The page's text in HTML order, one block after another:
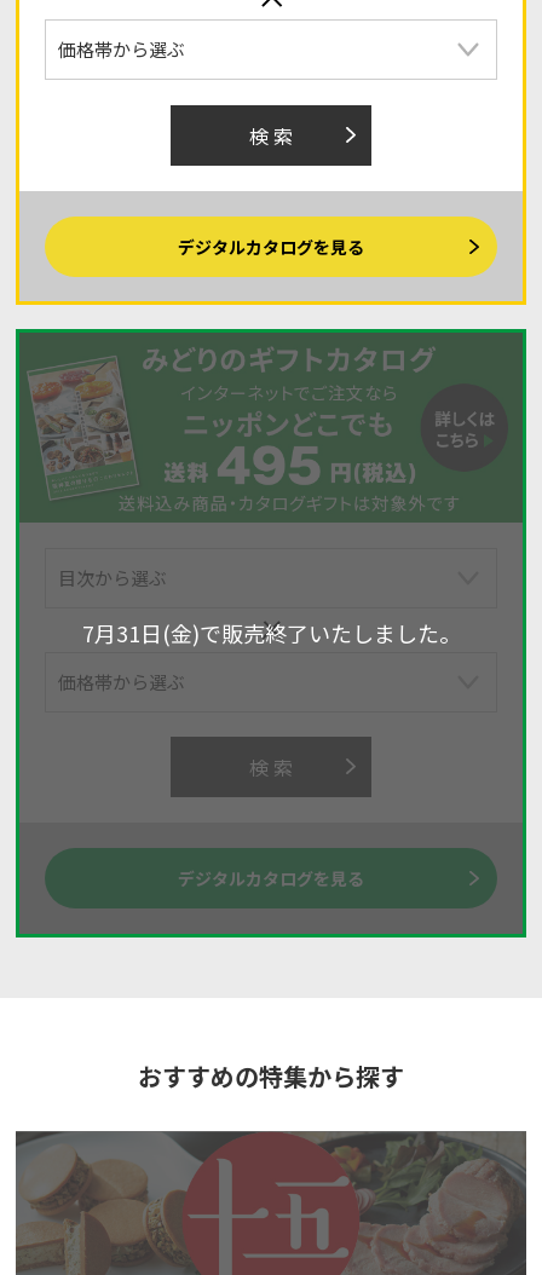
検 索
デジタルカタログを見る
検 索
デジタルカタログを見る
7月31日(金)で販売終了いたしました。
おすすめの特集から探す